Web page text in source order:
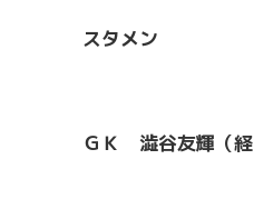
スタメン
ＧＫ 澁谷友輝（経